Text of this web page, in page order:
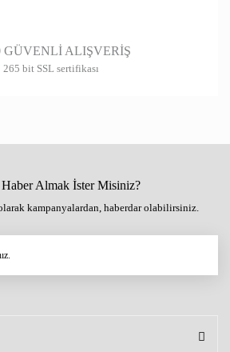
GÜVENLİ ALIŞVERİŞ
265 bit SSL sertifikası
Almak İster Misiniz?
kampanyalardan, haberdar olabilirsiniz.